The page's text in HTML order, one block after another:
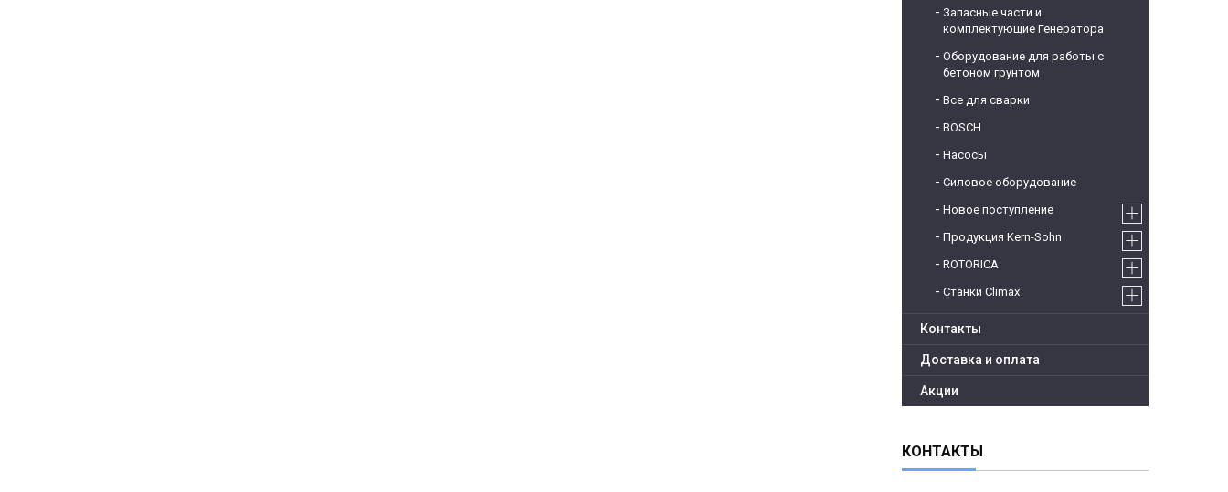
Запасные части и
комплектующие Генератора
Оборудование для работы с
бетоном грунтом
Все для сварки
BOSCH
Насосы
Силовое оборудование
Новое поступление
Продукция Kern-Sohn
ROTORICA
Станки Climax
Контакты
Доставка и оплата
Акции
КОНТАКТЫ